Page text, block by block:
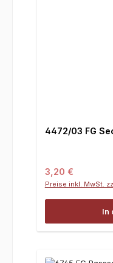
4472/03 FG
Regulärer Preis:
3,20 €
Preise inkl. MwSt.
In